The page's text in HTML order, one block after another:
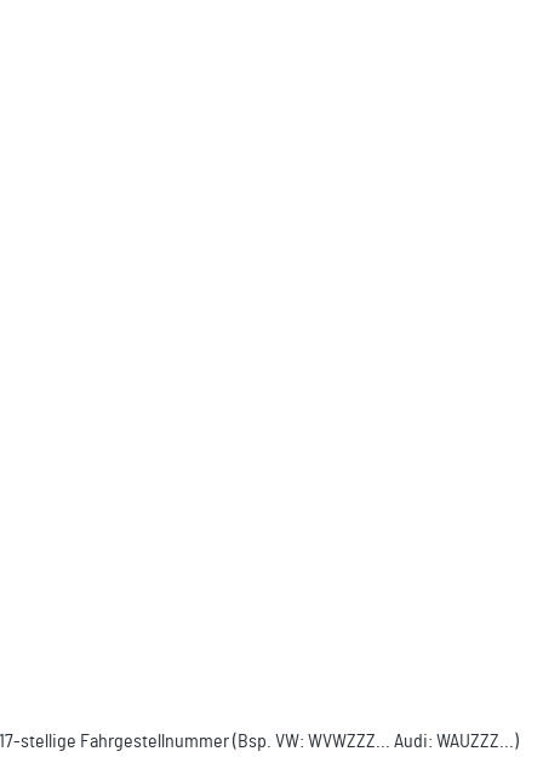
Fahrgestellnummer (Bsp. VW: WVWZZZ... Audi: WAUZZZ...)